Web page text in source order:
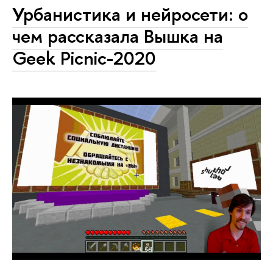
Урбанистика и нейросети: о
чем рассказала Вышка на
Geek Picnic-2020